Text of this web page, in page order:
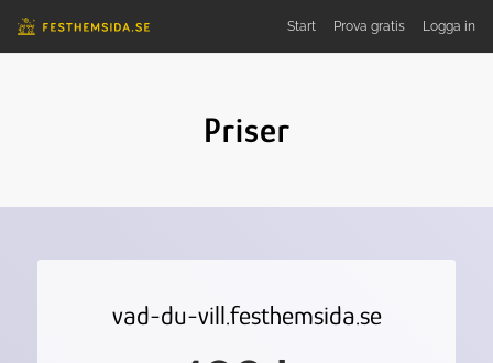
Start Prova gratis Logga in
Priser
vad-du-vill.festhemsida.se